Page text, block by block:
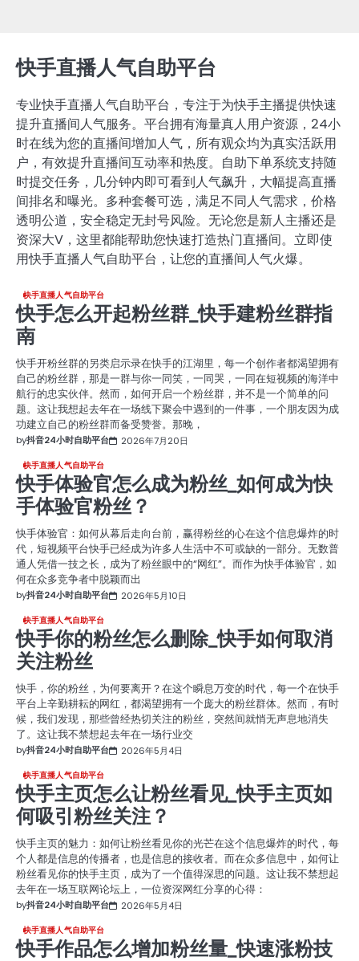
快手直播人气自助平台
专业快手直播人气自助平台，专注于为快手主播提供快速
提升直播间人气服务。平台拥有海量真人用户资源，24小
时在线为您的直播间增加人气，所有观众均为真实活跃用
户，有效提升直播间互动率和热度。自助下单系统支持随
时提交任务，几分钟内即可看到人气飙升，大幅提高直播
间排名和曝光。多种套餐可选，满足不同人气需求，价格
透明公道，安全稳定无封号风险。无论您是新人主播还是
资深大V，这里都能帮助您快速打造热门直播间。立即使
用快手直播人气自助平台，让您的直播间人气火爆。
快手直播人气自助平台
快手怎么开起粉丝群_快手建粉丝群指
南
快手开粉丝群的另类启示录在快手的江湖里，每一个创作者都渴望拥有
自己的粉丝群，那是一群与你一同笑，一同哭，一同在短视频的海洋中
航行的忠实伙伴。然而，如何开启一个粉丝群，并不是一个简单的问
题。这让我想起去年在一场线下聚会中遇到的一件事，一个朋友因为成
功建立自己的粉丝群而备受赞誉。那晚，
by抖音24小时自助平台 2026年7月20日
快手直播人气自助平台
快手体验官怎么成为粉丝_如何成为快
手体验官粉丝？
快手体验官：如何从幕后走向台前，赢得粉丝的心在这个信息爆炸的时
代，短视频平台快手已经成为许多人生活中不可或缺的一部分。无数普
通人凭借一技之长，成为了粉丝眼中的“网红”。而作为快手体验官，如
何在众多竞争者中脱颖而出
by抖音24小时自助平台 2026年5月10日
快手直播人气自助平台
快手你的粉丝怎么删除_快手如何取消
关注粉丝
快手，你的粉丝，为何要离开？在这个瞬息万变的时代，每一个在快手
平台上辛勤耕耘的网红，都渴望拥有一个庞大的粉丝群体。然而，有时
候，我们发现，那些曾经热切关注的粉丝，突然间就悄无声息地消失
了。这让我不禁想起去年在一场行业交
by抖音24小时自助平台 2026年5月4日
快手直播人气自助平台
快手主页怎么让粉丝看见_快手主页如
何吸引粉丝关注？
快手主页的魅力：如何让粉丝看见你的光芒在这个信息爆炸的时代，每
个人都是信息的传播者，也是信息的接收者。而在众多信息中，如何让
粉丝看见你的快手主页，成为了一个值得深思的问题。这让我不禁想起
去年在一场互联网论坛上，一位资深网红分享的心得：
by抖音24小时自助平台 2026年5月4日
快手直播人气自助平台
快手作品怎么增加粉丝量_快速涨粉技